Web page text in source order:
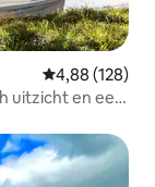
Gemiddelde
4,88 (128)
uitzicht en een